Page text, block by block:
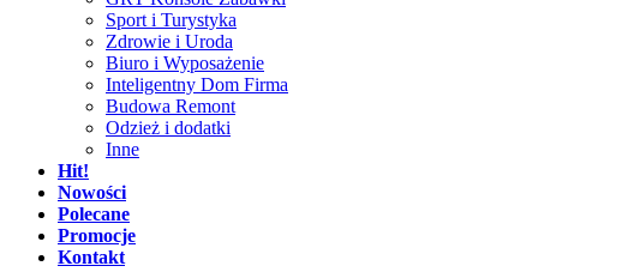
Sport i Turystyka
Zdrowie i Uroda
Biuro i Wyposażenie
Inteligentny Dom Firma
Budowa Remont
Odzież i dodatki
Inne
Hit!
Nowości
Polecane
Promocje
Kontakt